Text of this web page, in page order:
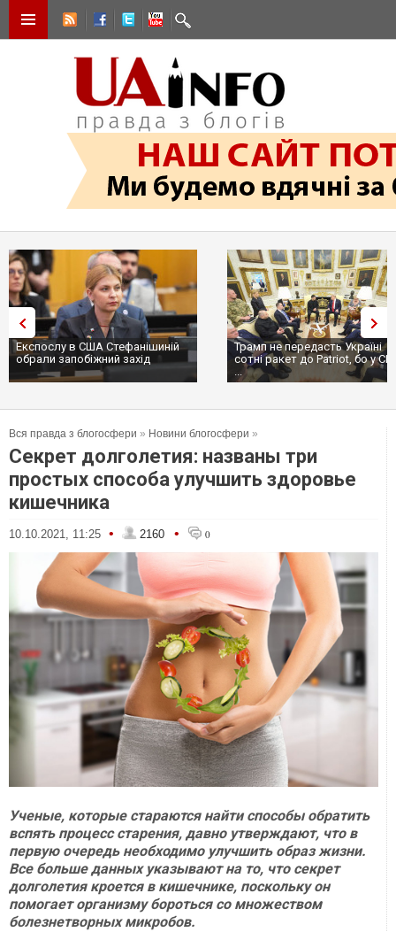
Експослу в США Стефанішиній
обрали запобіжний захід
Трамп не передасть Україні
сотні ракет до Patriot, бо у
...
Вся правда з блогосфери » Новини блогосфери »
Секрет долголетия: названы три
простых способа улучшить здоровье
кишечника
10.10.2021, 11:25 • 2160 • 0
Ученые, которые стараются найти способы обратить
вспять процесс старения, давно утверждают, что в
первую очередь необходимо улучшить образ жизни.
Все больше данных указывают на то, что секрет
долголетия кроется в кишечнике, поскольку он
помогает организму бороться со множеством
болезнетворных микробов.